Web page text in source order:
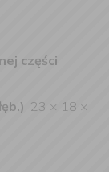
części
: 23 × 18 ×